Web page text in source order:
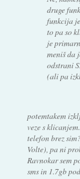
druge
funkcija
to pa so
je
meniš da
odstrani
(ali pa
potemtakem
veze s klicanjem.
telefon brez
Volte), pa ni
Ravnokar sem
sms in 1.7gb